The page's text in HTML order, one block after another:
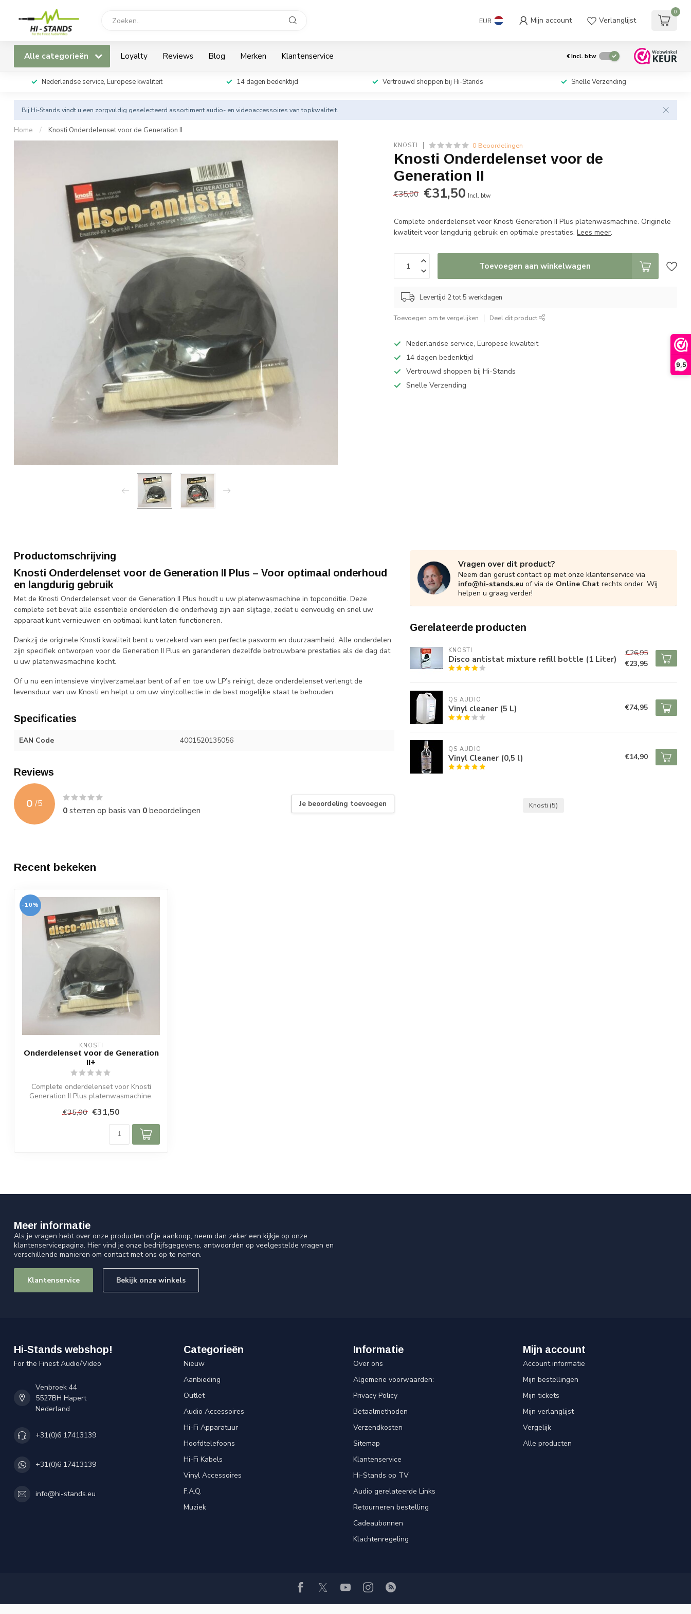
9,5
EUR Mijn account Verlanglijst
0
Alle categorieën Loyalty Reviews Blog Merken Klantenservice €Incl. btw
Nederlandse service, Europese kwaliteit 14 dagen bedenktijd Vertrouwd shoppen bij Hi-Stands Snelle Verzending
Bij Hi-Stands vindt u een zorgvuldig geselecteerd assortiment audio- en videoaccessoires van topkwaliteit.
Home / Knosti Onderdelenset voor de Generation II
KNOSTI 0 Beoordelingen
Knosti Onderdelenset voor de
Generation II
€35,00 €31,50 Incl. btw
Complete onderdelenset voor Knosti Generation II Plus platenwasmachine. Originele
kwaliteit voor langdurig gebruik en optimale prestaties.Lees meer.
Toevoegen aan winkelwagen
Levertijd 2 tot 5 werkdagen
Toevoegen om te vergelijken Deel dit product
Nederlandse service, Europese kwaliteit
14 dagen bedenktijd
Vertrouwd shoppen bij Hi-Stands
Snelle Verzending
Productomschrijving
Knosti Onderdelenset voor de Generation II Plus – Voor optimaal onderhoud
en langdurig gebruik
Met de Knosti Onderdelenset voor de Generation II Plus houdt u uw platenwasmachine in topconditie. Deze
complete set bevat alle essentiële onderdelen die onderhevig zijn aan slijtage, zodat u eenvoudig en snel uw
apparaat kunt vernieuwen en optimaal kunt laten functioneren.
Dankzij de originele Knosti kwaliteit bent u verzekerd van een perfecte pasvorm en duurzaamheid. Alle onderdelen
zijn specifiek ontworpen voor de Generation II Plus en garanderen dezelfde betrouwbare prestaties als de dag dat
u uw platenwasmachine kocht.
Of u nu een intensieve vinylverzamelaar bent of af en toe uw LP’s reinigt, deze onderdelenset verlengt de
levensduur van uw Knosti en helpt u om uw vinylcollectie in de best mogelijke staat te behouden.
Specificaties
EAN Code 4001520135056
Reviews
0 /5
0sterren op basis van 0beoordelingen
Je beoordeling toevoegen
Vragen over dit product?
Neem dan gerust contact op met onze klantenservice via
info@hi-stands.eu of via de Online Chat rechts onder. Wij
helpen u graag verder!
Gerelateerde producten
KNOSTI
Disco antistat mixture refill bottle (1 Liter)
€26,95
€23,95
QS AUDIO
Vinyl cleaner (5 L) €74,95
QS AUDIO
Vinyl Cleaner (0,5 l) €14,90
Knosti (5)
Recent bekeken
-10%
KNOSTI
Onderdelenset voor de Generation
II+
Complete onderdelenset voor Knosti
Generation II Plus platenwasmachine.
€35,00 €31,50
Meer informatie
Als je vragen hebt over onze producten of je aankoop, neem dan zeker een kijkje op onze
klantenservicepagina. Hier vind je onze bedrijfsgegevens, antwoorden op veelgestelde vragen en
verschillende manieren om contact met ons op te nemen.
Klantenservice Bekijk onze winkels
Hi-Stands webshop!
For the Finest Audio/Video
Venbroek 44
5527BH Hapert
Nederland
+31(0)6 17413139
+31(0)6 17413139
info@hi-stands.eu
Categorieën
Nieuw
Aanbieding
Outlet
Audio Accessoires
Hi-Fi Apparatuur
Hoofdtelefoons
Hi-Fi Kabels
Vinyl Accessoires
F.A.Q.
Muziek
Informatie
Over ons
Algemene voorwaarden:
Privacy Policy
Betaalmethoden
Verzendkosten
Sitemap
Klantenservice
Hi-Stands op TV
Audio gerelateerde Links
Retourneren bestelling
Cadeaubonnen
Klachtenregeling
Mijn account
Account informatie
Mijn bestellingen
Mijn tickets
Mijn verlanglijst
Vergelijk
Alle producten